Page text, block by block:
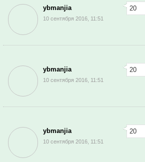
ybmanjia
10 сентября 2016, 11:51
20
ybmanjia
10 сентября 2016, 11:51
20
ybmanjia
10 сентября 2016, 11:51
20